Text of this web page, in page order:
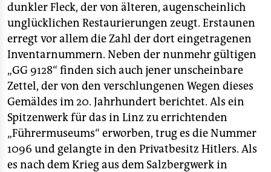
dunkler Fleck, der von älteren, augenscheinlich
unglücklichen Restaurierungen zeugt. Erstaunen
erregt vor allem die Zahl der dort eingetragenen
Inventarnummern. Neben der nunmehr gültigen
„GG 9128“ finden sich auch jener unscheinbare
Zettel, der von den verschlungenen Wegen dieses
Gemäldes im 20. Jahrhundert berichtet. Als ein
Spitzenwerk für das in Linz zu errichtenden
„Führermuseums“ erworben, trug es die Nummer
1096 und gelangte in den Privatbesitz Hitlers. Als
es nach dem Krieg aus dem Salzbergwerk in